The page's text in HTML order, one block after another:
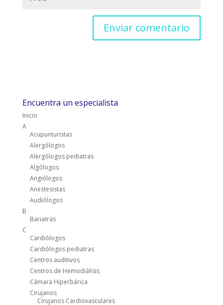
Encuentra un especialista
Inicio
A
Acupunturistas
Alergólogos
Alergólogos pediatras
Algólogos
Angiólogos
Anestesistas
Audiólogos
B
Bariatras
C
Cardiólogos
Cardiólogos pediatras
Centros auditivos
Centros de Hemodiálisis
Cámara Hiperbárica
Cirujanos
Cirujanos Cardiovasculares